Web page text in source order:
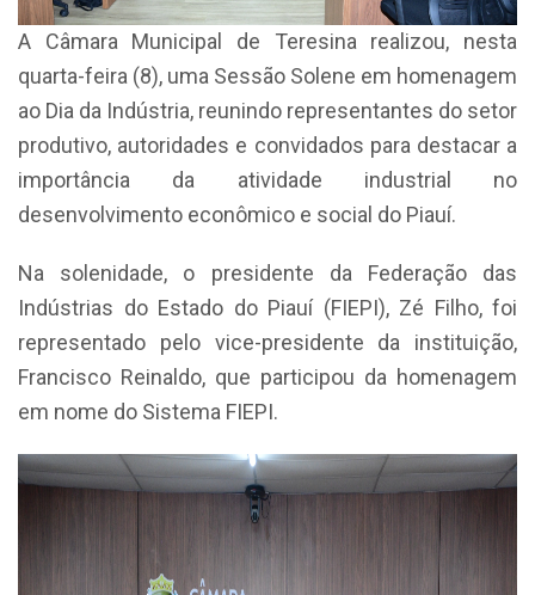
A Câmara Municipal de Teresina realizou, nesta
quarta-feira (8), uma Sessão Solene em homenagem
ao Dia da Indústria, reunindo representantes do setor
produtivo, autoridades e convidados para destacar a
importância da atividade industrial no
desenvolvimento econômico e social do Piauí.
Na solenidade, o presidente da Federação das
Indústrias do Estado do Piauí (FIEPI), Zé Filho, foi
representado pelo vice-presidente da instituição,
Francisco Reinaldo, que participou da homenagem
em nome do Sistema FIEPI.